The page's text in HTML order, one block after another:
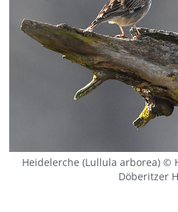
Heidelerche (Lullula arborea) ©
Döberitzer